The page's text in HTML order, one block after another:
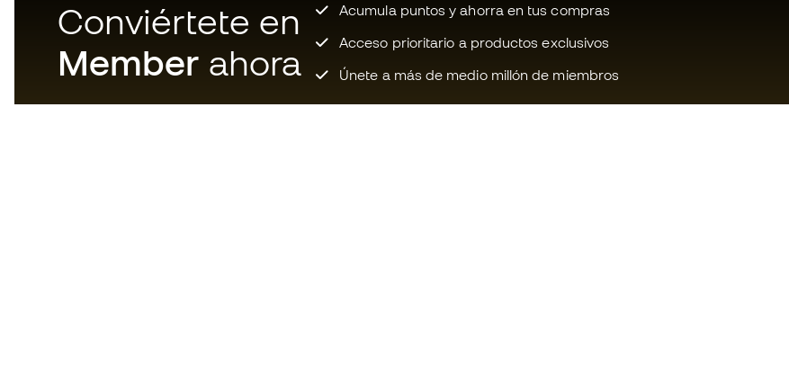
Conviértete en
Member ahora
Acumula puntos y ahorra en tus compras
Acceso prioritario a productos exclusivos
Únete a más de medio millón de miembros